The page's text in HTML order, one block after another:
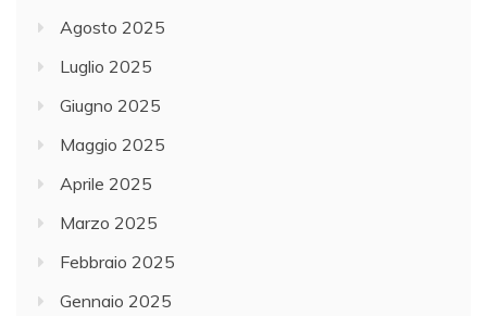
Agosto 2025
Luglio 2025
Giugno 2025
Maggio 2025
Aprile 2025
Marzo 2025
Febbraio 2025
Gennaio 2025